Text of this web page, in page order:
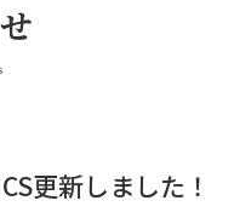
更新しました！